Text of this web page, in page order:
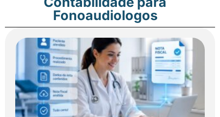
Fonoaudiologos